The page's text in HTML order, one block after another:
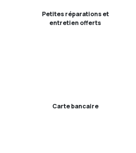
Petites réparations et
entretien offerts
Carte bancaire